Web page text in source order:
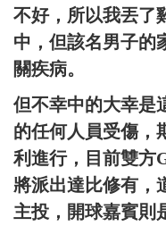
不好，所以我丟了
中，但該名男子的
關疾病。
但不幸中的大幸是
的任何人員受傷，
利進行，目前雙方
將派出達比修有，
主投，開球嘉賓則